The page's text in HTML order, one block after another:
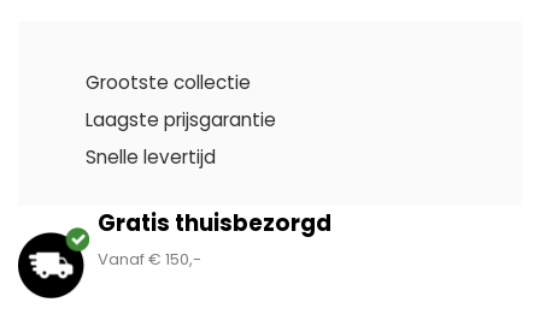
Grootste collectie
Laagste prijsgarantie
Snelle levertijd
Gratis thuisbezorgd
Vanaf € 150,-